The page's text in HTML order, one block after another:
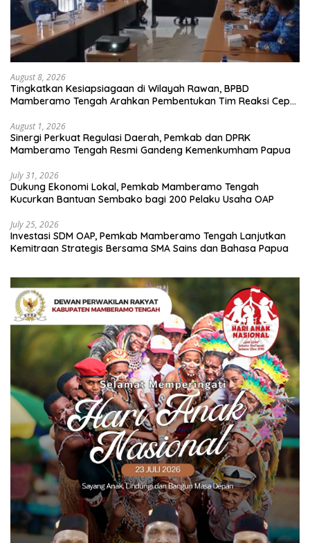
August 8, 2026
Tingkatkan Kesiapsiagaan di Wilayah Rawan, BPBD
Mamberamo Tengah Arahkan Pembentukan Tim Reaksi Cepat
August 1, 2026
Sinergi Perkuat Regulasi Daerah, Pemkab dan DPRK
Mamberamo Tengah Resmi Gandeng Kemenkumham Papua
July 31, 2026
Dukung Ekonomi Lokal, Pemkab Mamberamo Tengah
Kucurkan Bantuan Sembako bagi 200 Pelaku Usaha OAP
July 25, 2026
Investasi SDM OAP, Pemkab Mamberamo Tengah Lanjutkan
Kemitraan Strategis Bersama SMA Sains dan Bahasa Papua